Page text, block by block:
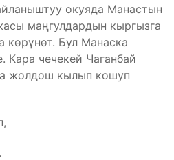
окуяда Манастын
маңгулдардын кыргызга
көрүнөт. Бул Манаска
Кара чечекей Чаганбай
жолдош кылып кошуп